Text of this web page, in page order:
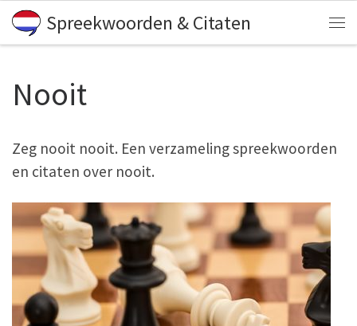
Skip to content
Spreekwoorden & Citaten
Nooit
Zeg nooit nooit. Een verzameling spreekwoorden
en citaten over nooit.